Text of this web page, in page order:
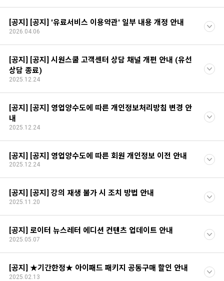
[공지] [공지] '유료서비스 이용약관' 일부 내용 개정 안내
2026.04.06
[공지] [공지] 시원스쿨 고객센터 상담 채널 개편 안내 (유선
상담 종료)
2025.12.24
[공지] [공지] 영업양수도에 따른 개인정보처리방침 변경 안
내
2025.12.24
[공지] [공지] 영업양수도에 따른 회원 개인정보 이전 안내
2025.12.24
[공지] [공지] 강의 재생 불가 시 조치 방법 안내
2025.11.20
[공지] 로이터 뉴스레터 에디션 컨텐츠 업데이트 안내
2025.05.07
[공지] ★기간한정★ 아이패드 패키지 공동구매 할인 안내
2025.02.13